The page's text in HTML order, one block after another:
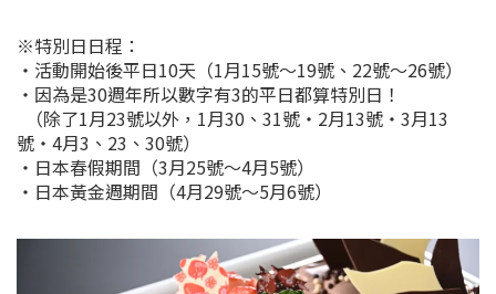
※特別日日程：
・活動開始後平日10天（1月15號～19號、22號～26號）
・因為是30週年所以數字有3的平日都算特別日！
（除了1月23號以外，1月30、31號・2月13號・3月13
號・4月3、23、30號）
・日本春假期間（3月25號～4月5號）
・日本黃金週期間（4月29號～5月6號）